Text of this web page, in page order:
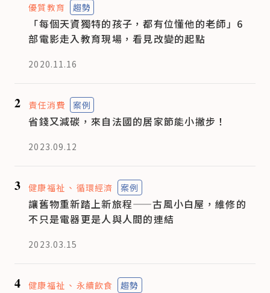
優質教育 趨勢
「每個天資獨特的孩子，都有位懂他的老師」6
部電影走入教育現場，看見改變的起點
2020.11.16
2 責任消費 案例
省錢又減碳，來自法國的居家節能小撇步！
2023.09.12
3 健康福祉 循環經濟 案例
讓舊物重新踏上新旅程——古風小白屋，維修的
不只是電器更是人與人間的連結
2023.03.15
4 健康福祉 永續飲食 趨勢